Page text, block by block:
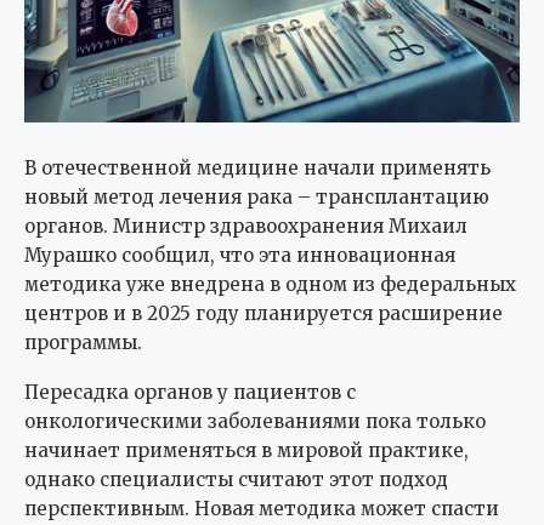
В отечественной медицине начали применять
новый метод лечения рака – трансплантацию
органов. Министр здравоохранения Михаил
Мурашко сообщил, что эта инновационная
методика уже внедрена в одном из федеральных
центров и в 2025 году планируется расширение
программы.
Пересадка органов у пациентов с
онкологическими заболеваниями пока только
начинает применяться в мировой практике,
однако специалисты считают этот подход
перспективным. Новая методика может спасти